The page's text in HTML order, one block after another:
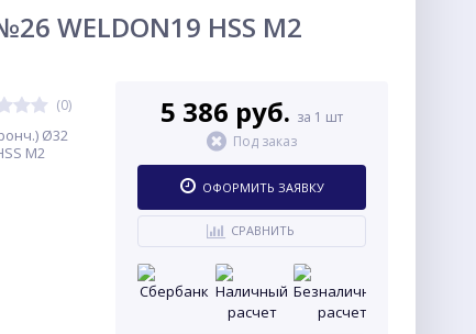
WELDON19 HSS M2
(0)
Ø32
M2
5 386 руб. за 1 шт
Под заказ
ОФОРМИТЬ ЗАЯВКУ
СРАВНИТЬ